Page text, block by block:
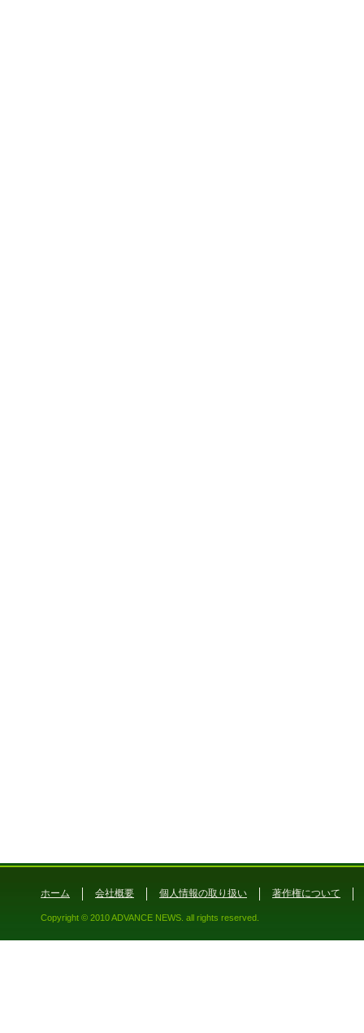
ホーム 会社概要 個人情報の取り扱い 著作権について
Copyright © 2010 ADVANCE NEWS. all rights reserved.